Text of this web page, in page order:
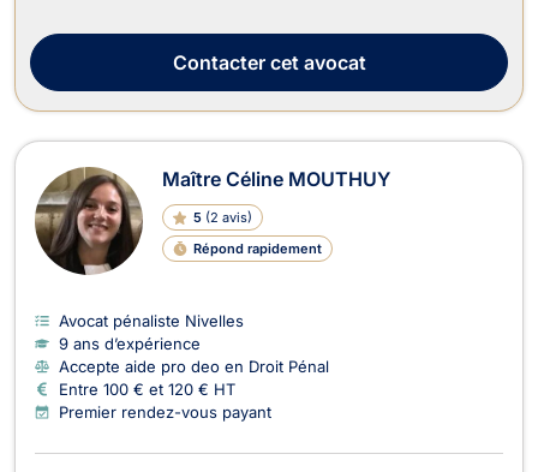
procès ou alors de...Contactercet avocat
Maître Céline MOUTHUY
5 (2 avis)
Répond rapidement
Avocat pénaliste Nivelles
9 ans d’expérience
Accepte aide pro deo en Droit Pénal
Entre 100 € et 120 € HT
Premier rendez-vous payant